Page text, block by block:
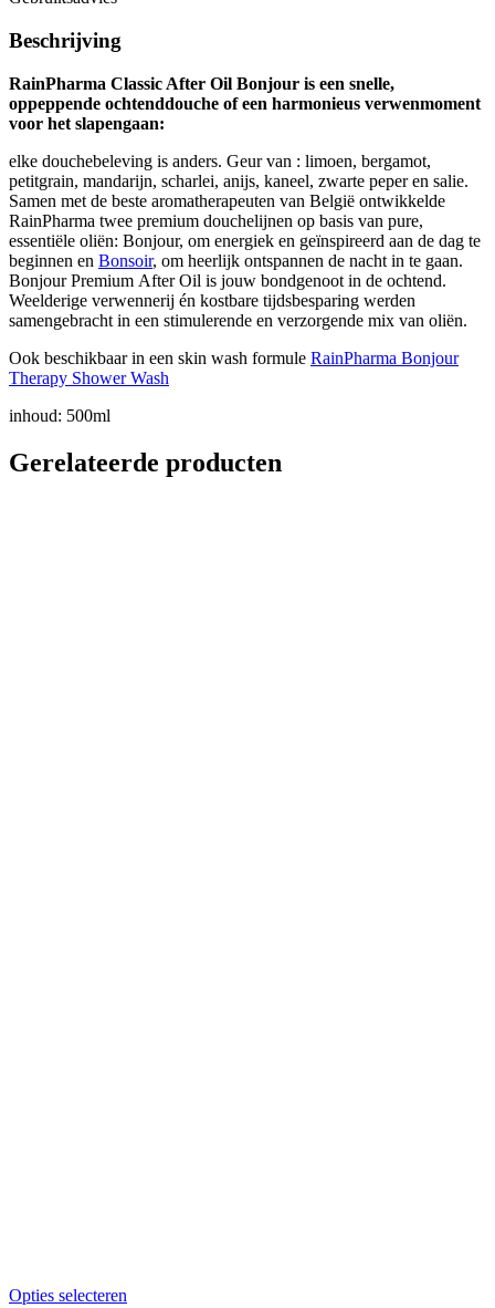
Beschrijving
RainPharma Classic After Oil Bonjour is een snelle,
oppeppende ochtenddouche of een harmonieus verwenmoment
voor het slapengaan:
elke douchebeleving is anders. Geur van : limoen, bergamot,
petitgrain, mandarijn, scharlei, anijs, kaneel, zwarte peper en salie.
Samen met de beste aromatherapeuten van België ontwikkelde
RainPharma twee premium douchelijnen op basis van pure,
essentiële oliën: Bonjour, om energiek en geïnspireerd aan de dag te
beginnen en Bonsoir, om heerlijk ontspannen de nacht in te gaan.
Bonjour Premium After Oil is jouw bondgenoot in de ochtend.
Weelderige verwennerij én kostbare tijdsbesparing werden
samengebracht in een stimulerende en verzorgende mix van oliën.
Ook beschikbaar in een skin wash formule RainPharma Bonjour
Therapy Shower Wash
inhoud: 500ml
Gerelateerde producten
Opties selecteren